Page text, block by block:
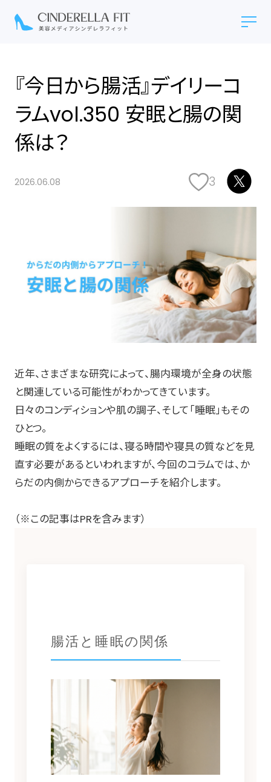
『今日から腸活』デイリーコ
ラムvol.350 安眠と腸の関
係は？
2026.06.08 3
近年、さまざまな研究によって、腸内環境が全身の状態
と関連している可能性がわかってきています。
日々のコンディションや肌の調子、そして「睡眠」もその
ひとつ。
睡眠の質をよくするには、寝る時間や寝具の質などを見
直す必要があるといわれますが、今回のコラムでは、か
らだの内側からできるアプローチを紹介します。
（※この記事はPRを含みます）
腸活と睡眠の関係